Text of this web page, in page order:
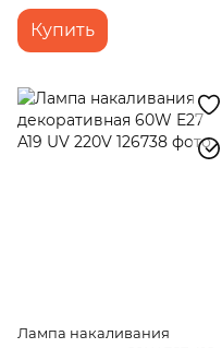
Купить
Лампа накаливания